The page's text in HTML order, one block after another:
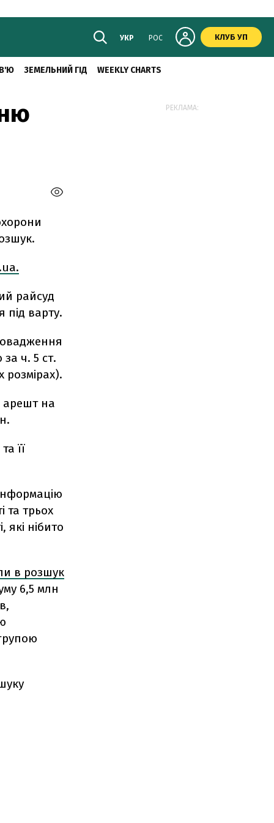
УКР РОС КЛУБ УП
ЗЕМЕЛЬНИЙ ГІД WEEKLY CHARTS
райсуд
під варту.
ч. 5 ст.
розмірах).
арешт на
її
та трьох
які нібито
в розшук
6,5 млн
РЕКЛАМА: